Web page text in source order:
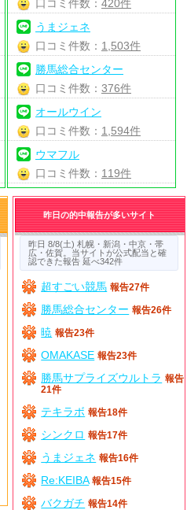
口コミ件数： 420件
うまジェネ
口コミ件数： 1,503件
勝馬総合センター
口コミ件数： 376件
オールウイン
口コミ件数： 1,594件
ウマフル
口コミ件数： 119件
昨日の的中報告が多いサイト
昨日 8/8(土) 札幌・新潟・中京・帯
広・佐賀。当サイトが公式配当と確
認できた報告 延べ342件
超すごい競馬 報告27件
勝馬総合センター 報告26件
暁 報告23件
OMAKASE 報告23件
勝馬サプライズウルトラ 報告
21件
テキラボ 報告18件
シンクロ 報告17件
うまジェネ 報告16件
Re:KEIBA 報告15件
バクガチ 報告14件